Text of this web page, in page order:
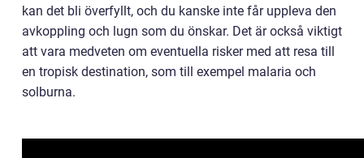
kan det bli överfyllt, och du kanske inte får uppleva den
avkoppling och lugn som du önskar. Det är också viktigt
att vara medveten om eventuella risker med att resa till
en tropisk destination, som till exempel malaria och
solburna.